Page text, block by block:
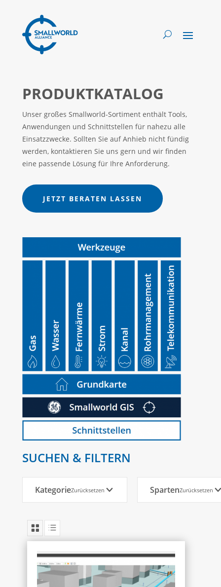
PRODUKTKATALOG
Unser großes Smallworld-Sortiment enthält Tools,
Anwendungen und Schnittstellen für nahezu alle
Einsatzzwecke. Sollten Sie auf Anhieb nicht fündig
werden, kontaktieren Sie uns gern und wir finden
eine passende Lösung für Ihre Anforderung.
JETZT BERATEN LASSEN
SUCHEN & FILTERN
KategorieZurücksetzen SpartenZurücksetzen